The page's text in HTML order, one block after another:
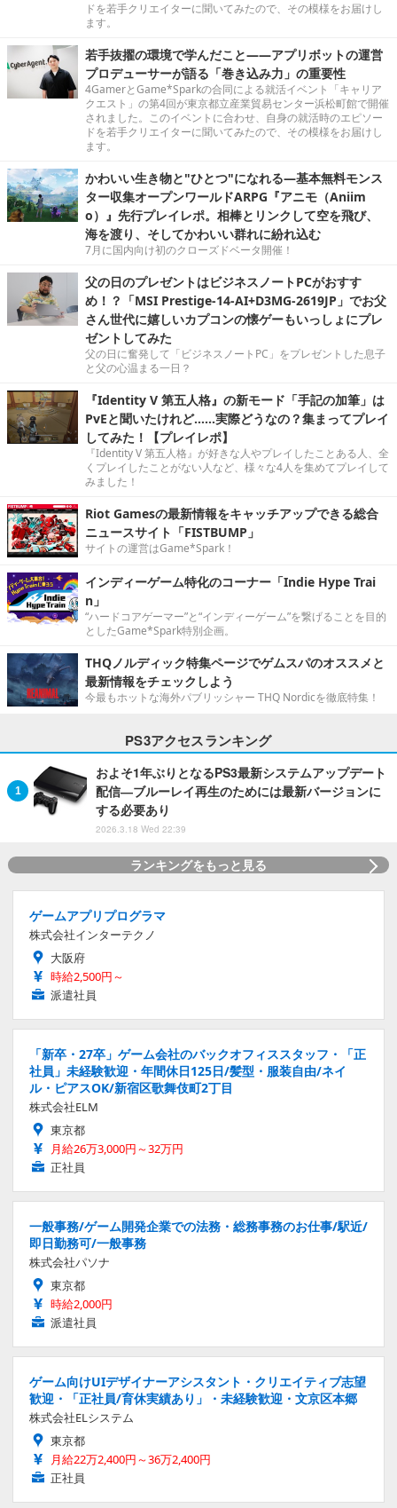
ドを若手クリエイターに聞いてみたので、その模様をお届けし
ます。
若手抜擢の環境で学んだこと――アプリボットの運営
プロデューサーが語る「巻き込み力」の重要性
4GamerとGame*Sparkの合同による就活イベント「キャリア
クエスト」の第4回が東京都立産業貿易センター浜松町館で開催
されました。このイベントに合わせ、自身の就活時のエピソー
ドを若手クリエイターに聞いてみたので、その模様をお届けし
ます。
かわいい生き物と"ひとつ"になれる―基本無料モンス
ター収集オープンワールドARPG『アニモ（Aniim
o）』先行プレイレポ。相棒とリンクして空を飛び、
海を渡り、そしてかわいい群れに紛れ込む
7月に国内向け初のクローズドベータ開催！
父の日のプレゼントはビジネスノートPCがおすす
め！？「MSI Prestige-14-AI+D3MG-2619JP」でお父
さん世代に嬉しいカプコンの懐ゲーもいっしょにプレ
ゼントしてみた
父の日に奮発して「ビジネスノートPC」をプレゼントした息子
と父の心温まる一日？
『Identity V 第五人格』の新モード「手記の加筆」は
PvEと聞いたけれど……実際どうなの？集まってプレイ
してみた！【プレイレポ】
『Identity V 第五人格』が好きな人やプレイしたことある人、全
くプレイしたことがない人など、様々な4人を集めてプレイして
みました！
Riot Gamesの最新情報をキャッチアップできる総合
ニュースサイト「FISTBUMP」
サイトの運営はGame*Spark！
インディーゲーム特化のコーナー「Indie Hype Trai
n」
“ハードコアゲーマー”と“インディーゲーム”を繋げることを目的
としたGame*Spark特別企画。
THQノルディック特集ページでゲムスパのオススメと
最新情報をチェックしよう
今最もホットな海外パブリッシャー THQ Nordicを徹底特集！
PS3アクセスランキング
およそ1年ぶりとなるPS3最新システムアップデート
配信―ブルーレイ再生のためには最新バージョンに
する必要あり
2026.3.18 Wed 22:39
ランキングをもっと見る
ゲームアプリプログラマ
株式会社インターテクノ
大阪府
時給2,500円～
派遣社員
「新卒・27卒」ゲーム会社のバックオフィススタッフ・「正
社員」未経験歓迎・年間休日125日/髪型・服装自由/ネイ
ル・ピアスOK/新宿区歌舞伎町2丁目
株式会社ELM
東京都
月給26万3,000円～32万円
正社員
一般事務/ゲーム開発企業での法務・総務事務のお仕事/駅近/
即日勤務可/一般事務
株式会社パソナ
東京都
時給2,000円
派遣社員
ゲーム向けUIデザイナーアシスタント・クリエイティブ志望
歓迎・「正社員/育休実績あり」・未経験歓迎・文京区本郷
株式会社ELシステム
東京都
月給22万2,400円～36万2,400円
正社員